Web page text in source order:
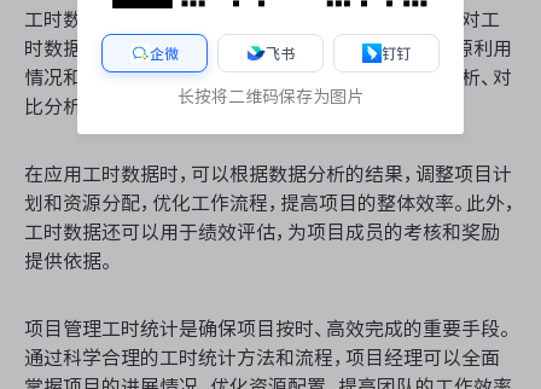
工时数据的分析与应用是工时统计的最终目的。通过对工
时数据的分析，项目经理可以了解项目进展情况、资源利用
情况和人员工作效率等。常见的分析方法包括趋势分析、对
比分析和比例分析等。
在应用工时数据时，可以根据数据分析的结果，调整项目计
划和资源分配，优化工作流程，提高项目的整体效率。此外，
工时数据还可以用于绩效评估，为项目成员的考核和奖励
提供依据。
项目管理工时统计是确保项目按时、高效完成的重要手段。
通过科学合理的工时统计方法和流程，项目经理可以全面
企微 飞书 钉钉
长按将二维码保存为图片